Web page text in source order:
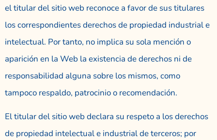
el titular del sitio web reconoce a favor de sus titulares
los correspondientes derechos de propiedad industrial e
intelectual. Por tanto, no implica su sola mención o
aparición en la Web la existencia de derechos ni de
responsabilidad alguna sobre los mismos, como
tampoco respaldo, patrocinio o recomendación.
El titular del sitio web declara su respeto a los derechos
de propiedad intelectual e industrial de terceros; por